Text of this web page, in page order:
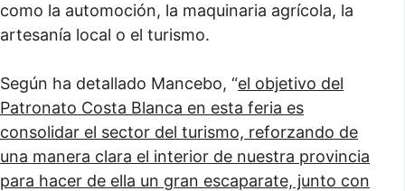
como la automoción, la maquinaria agrícola, la
artesanía local o el turismo.
Según ha detallado Mancebo, “el objetivo del
Patronato Costa Blanca en esta feria es
consolidar el sector del turismo, reforzando de
una manera clara el interior de nuestra provincia
para hacer de ella un gran escaparate, junto con